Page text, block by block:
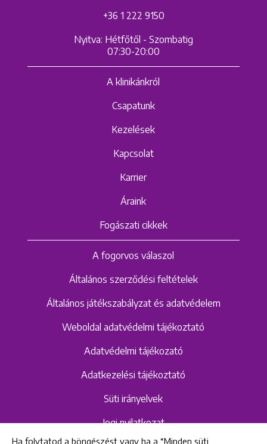
+36 1 222 9150
Nyitva: Hétfőtől - Szombatig
07:30-20:00
A klinikánkról
Csapatunk
Kezelések
Kapcsolat
Karrier
Áraink
Fogászati cikkek
A fogorvos válaszol
Általános szerződési feltételek
Általános játékszabályzat és adatvédelem
Weboldal adatvédelmi tájékoztató
Adatvédelmi tájékozató
Adatkezelési tájékoztató
Süti irányelvek
Jogi nyilatkozat
Ha folytatod a böngészést vagy ha a “Minden süti